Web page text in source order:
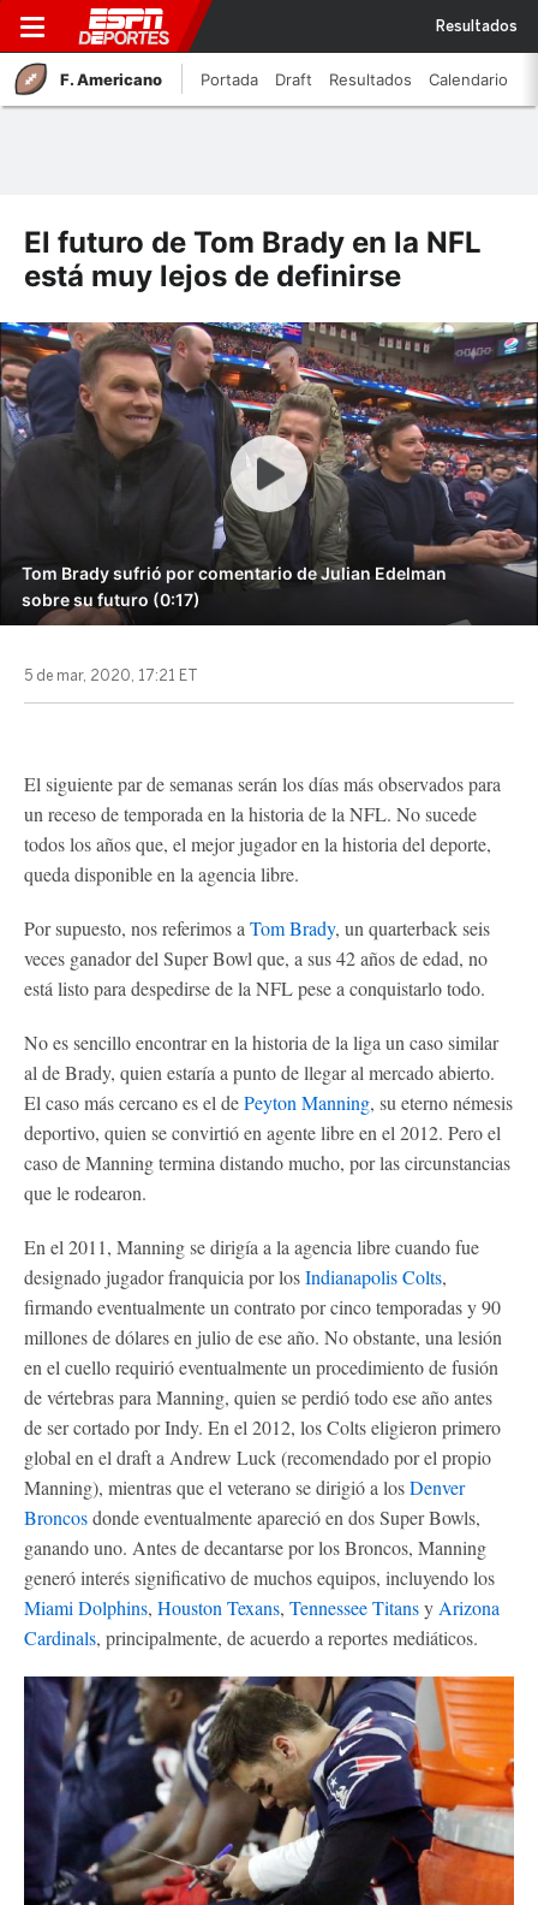
Resultados
F. Americano Portada Draft Resultados Calendario
El futuro de Tom Brady en la NFL
está muy lejos de definirse
Tom Brady sufrió por comentario de Julian Edelman
sobre su futuro (0:17)
5 de mar, 2020, 17:21 ET
El siguiente par de semanas serán los días más observados para
un receso de temporada en la historia de la NFL. No sucede
todos los años que, el mejor jugador en la historia del deporte,
queda disponible en la agencia libre.
Por supuesto, nos referimos a Tom Brady, un quarterback seis
veces ganador del Super Bowl que, a sus 42 años de edad, no
está listo para despedirse de la NFL pese a conquistarlo todo.
No es sencillo encontrar en la historia de la liga un caso similar
al de Brady, quien estaría a punto de llegar al mercado abierto.
El caso más cercano es el dePeyton Manning, su eterno némesis
deportivo, quien se convirtió en agente libre en el 2012. Pero el
caso de Manning termina distando mucho, por las circunstancias
que le rodearon.
En el 2011, Manning se dirigía a la agencia libre cuando fue
designado jugador franquicia por losIndianapolis Colts,
firmando eventualmente un contrato por cinco temporadas y 90
millones de dólares en julio de ese año. No obstante, una lesión
en el cuello requirió eventualmente un procedimiento de fusión
de vértebras para Manning, quien se perdió todo ese año antes
de ser cortado por Indy. En el 2012, los Colts eligieron primero
global en el draft a Andrew Luck (recomendado por el propio
Manning), mientras que el veterano se dirigió a losDenver
Broncosdonde eventualmente apareció en dos Super Bowls,
ganando uno. Antes de decantarse por los Broncos, Manning
generó interés significativo de muchos equipos, incluyendo los
Miami Dolphins, Houston Texans, Tennessee Titansy Arizona
Cardinals, principalmente, de acuerdo a reportes mediáticos.